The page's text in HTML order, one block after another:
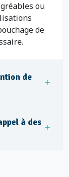
ou
de
de
à des